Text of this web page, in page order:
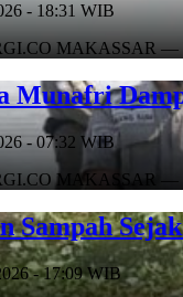
- 18:31 WIB
MAKASSAR —
Munafri
- 07:32 WIB
MAKASSAR —
Sampah
- 17:09 WIB